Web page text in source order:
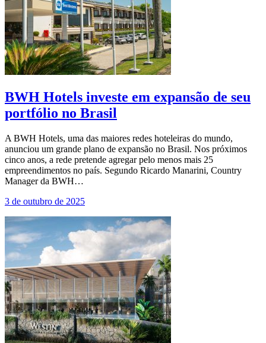
BWH Hotels investe em expansão de seu
portfólio no Brasil
A BWH Hotels, uma das maiores redes hoteleiras do mundo,
anunciou um grande plano de expansão no Brasil. Nos próximos
cinco anos, a rede pretende agregar pelo menos mais 25
empreendimentos no país. Segundo Ricardo Manarini, Country
Manager da BWH…
3 de outubro de 2025